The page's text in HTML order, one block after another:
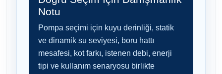
Notu
Pompa seçimi için kuyu derinliği, statik
ve dinamik su seviyesi, boru hattı
mesafesi, kot farkı, istenen debi, enerji
tipi ve kullanım senaryosu birlikte